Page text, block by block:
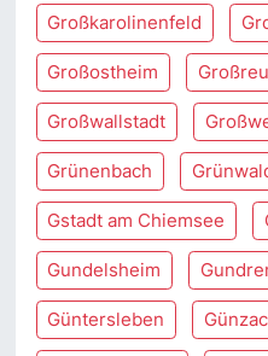
Großkarolinenfeld
Großostheim
Großwallstadt
Grünenbach
Gstadt am Chiemsee
Gundelsheim
Güntersleben